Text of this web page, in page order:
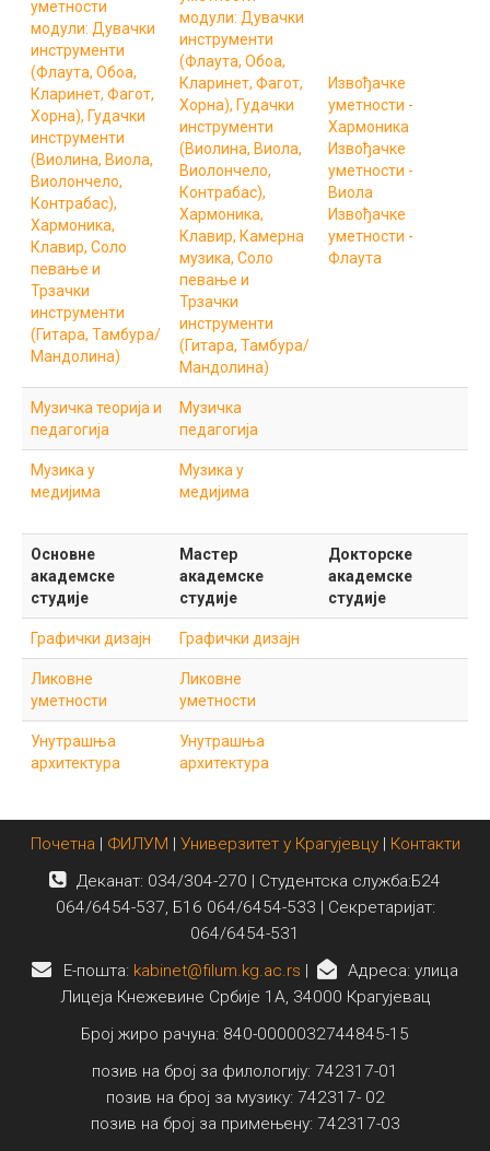
уметности
модули: Дувачки
инструменти
(Флаута, Обоа,
Кларинет, Фагот,
Хорна), Гудачки
инструменти
(Виолина, Виола,
Виолончело,
Контрабас),
Хармоника,
Клавир, Соло
певање и
Трзачки
инструменти
(Гитара, Тамбура/
Мандолина)
модули: Дувачки
инструменти
(Флаута, Обоа,
Кларинет, Фагот,
Хорна), Гудачки
инструменти
(Виолина, Виола,
Виолончело,
Контрабас),
Хармоника,
Клавир, Камерна
музика, Соло
певање и
Трзачки
инструменти
(Гитара, Тамбура/
Мандолина)
Извођачке
уметности -
Хармоника
Извођачке
уметности -
Виола
Извођачке
уметности -
Флаута
Музичка теорија и
педагогија
Музичка
педагогија
Музика у
медијима
Музика у
медијима
Основне
академске
студије
Мастер
академске
студије
Докторске
академске
студије
Графички дизајн Графички дизајн
Ликовне
уметности
Ликовне
уметности
Унутрашња
архитектура
Унутрашња
архитектура
Почетна | ФИЛУМ | Универзитет у Крагујевцу| Контакти
Деканат: 034/304-270 | Студентска служба:Б24
064/6454-537, Б16 064/6454-533 | Секретаријат:
064/6454-531
E-пошта: kabinet@filum.kg.ac.rs |
Адреса: улица
Лицеја Кнежевине Србије 1А, 34000 Крагујевац
Број жиро рачуна: 840-0000032744845-15
позив на број за филологију: 742317-01
позив на број за музику: 742317- 02
позив на број за примењену: 742317-03